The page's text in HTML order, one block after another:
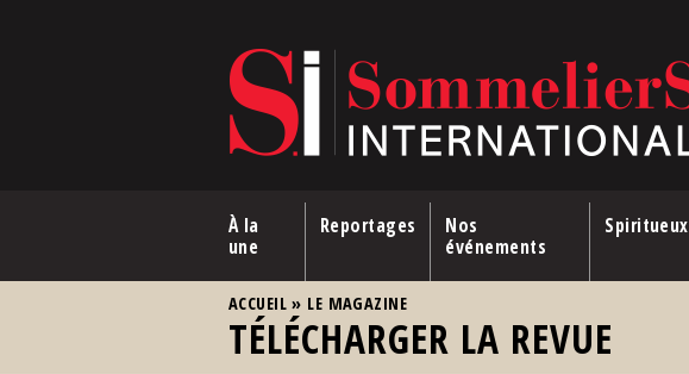
À la
une
Reportages
Nos
événements
Spiritueux
ACCUEIL » LE MAGAZINE
TÉLÉCHARGER LA REVUE